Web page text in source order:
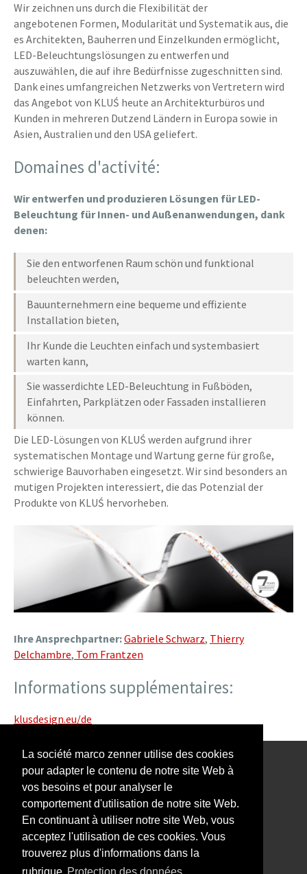
La société marco zenner utilise des cookies
pour adapter le contenu de notre site Web à
vos besoins et pour analyser le
comportement d'utilisation de notre site Web.
En continuant à utiliser notre site Web, vous
acceptez l'utilisation de ces cookies. Vous
trouverez plus d'informations dans la
Wir zeichnen uns durch die Flexibilität der
angebotenen Formen, Modularität und Systematik aus, die
es Architekten, Bauherren und Einzelkunden ermöglicht,
LED-Beleuchtungslösungen zu entwerfen und
auszuwählen, die auf ihre Bedürfnisse zugeschnitten sind.
Dank eines umfangreichen Netzwerks von Vertretern wird
das Angebot von KLUŚ heute an Architekturbüros und
Kunden in mehreren Dutzend Ländern in Europa sowie in
Asien, Australien und den USA geliefert.
Domaines d'activité:
Wir entwerfen und produzieren Lösungen für LED-
Beleuchtung für Innen- und Außenanwendungen, dank
denen:
Sie den entworfenen Raum schön und funktional
beleuchten werden,
Bauunternehmern eine bequeme und effiziente
Installation bieten,
Ihr Kunde die Leuchten einfach und systembasiert
warten kann,
Sie wasserdichte LED-Beleuchtung in Fußböden,
Einfahrten, Parkplätzen oder Fassaden installieren
können.
Die LED-Lösungen von KLUŚ werden aufgrund ihrer
systematischen Montage und Wartung gerne für große,
schwierige Bauvorhaben eingesetzt. Wir sind besonders an
mutigen Projekten interessiert, die das Potenzial der
Produkte von KLUŚ hervorheben.
Ihre Ansprechpartner:Gabriele Schwarz, Thierry
Delchambre, Tom Frantzen
Informations supplémentaires:
klusdesign.eu/de
Notre Newsletter vous intéresse?
Impressum